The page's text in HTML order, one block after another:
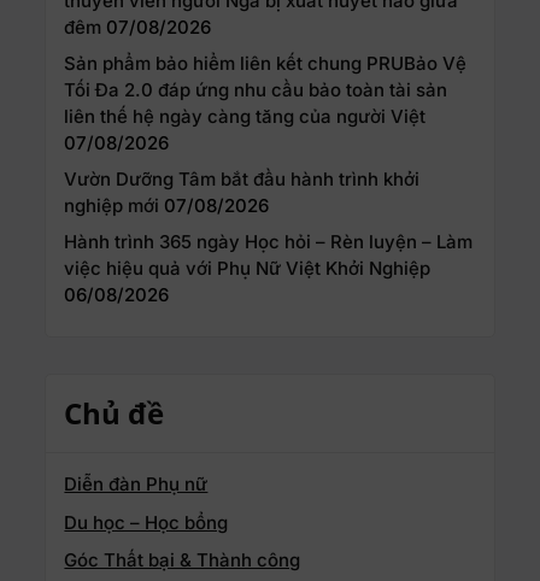
đêm 07/08/2026
Sản phẩm bảo hiểm liên kết chung PRUBảo Vệ
Tối Đa 2.0 đáp ứng nhu cầu bảo toàn tài sản
liên thế hệ ngày càng tăng của người Việt
07/08/2026
Vườn Dưỡng Tâm bắt đầu hành trình khởi
nghiệp mới 07/08/2026
Hành trình 365 ngày Học hỏi – Rèn luyện – Làm
việc hiệu quả với Phụ Nữ Việt Khởi Nghiệp
06/08/2026
Chủ đề
Diễn đàn Phụ nữ
Du học – Học bổng
Góc Thất bại & Thành công